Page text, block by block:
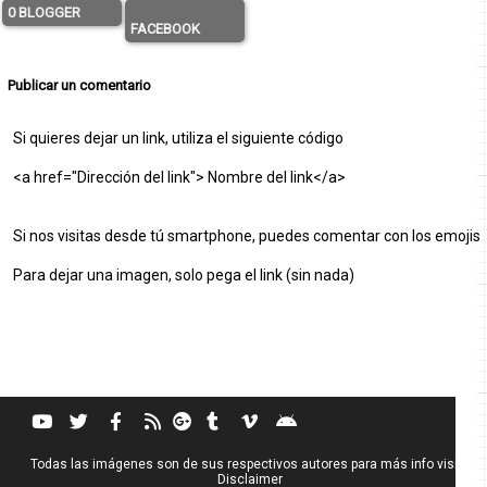
0 BLOGGER
FACEBOOK
Publicar un comentario
Si quieres dejar un link, utiliza el siguiente código
<a href="Dirección del link"> Nombre del link</a>
Si nos visitas desde tú smartphone, puedes comentar con los emojis
Para dejar una imagen, solo pega el link (sin nada)
Todas las imágenes son de sus respectivos autores para más info visita
Disclaimer